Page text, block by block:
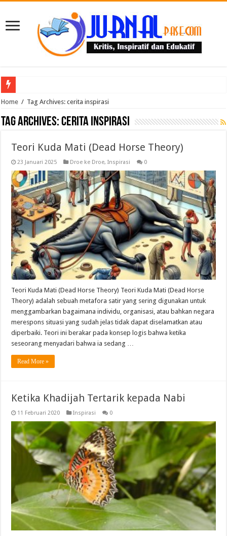
Puluhan Guru Berkumpul di TPN XIII Aceh Utara, Kacabdin Tekankan Cetak
Home / Tag Archives: cerita inspirasi
Tag Archives:cerita inspirasi
Teori Kuda Mati (Dead Horse Theory)
23 Januari 2025 Droe ke Droe,Inspirasi 0
Teori Kuda Mati (Dead Horse Theory) Teori Kuda Mati (Dead Horse
Theory) adalah sebuah metafora satir yang sering digunakan untuk
menggambarkan bagaimana individu, organisasi, atau bahkan negara
merespons situasi yang sudah jelas tidak dapat diselamatkan atau
diperbaiki. Teori ini berakar pada konsep logis bahwa ketika
seseorang menyadari bahwa ia sedang …
Read More »
Ketika Khadijah Tertarik kepada Nabi
11 Februari 2020 Inspirasi 0